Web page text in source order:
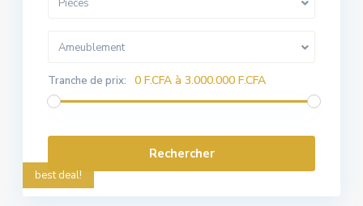
Pièces
Ameublement
Tranche de prix: 0 F.CFA à 3.000.000 F.CFA
best deal!